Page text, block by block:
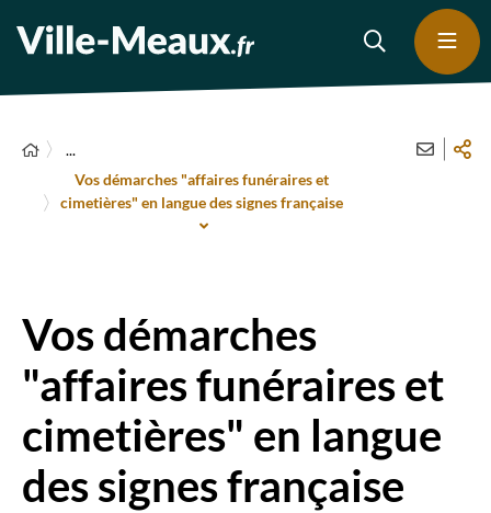
...
Vos démarches "affaires funéraires et
cimetières" en langue des signes française
Vos démarches
"affaires funéraires et
cimetières" en langue
des signes française